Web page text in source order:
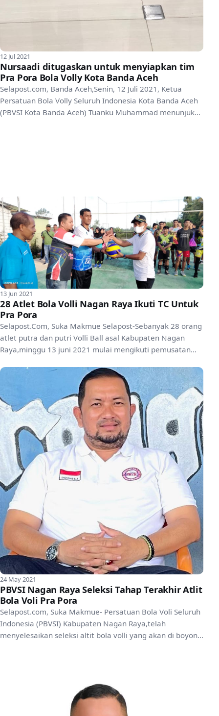
12 Jul 2021
Nursaadi ditugaskan untuk menyiapkan tim
Pra Pora Bola Volly Kota Banda Aceh
Selapost.com, Banda Aceh,Senin, 12 Juli 2021, Ketua
Persatuan Bola Volly Seluruh Indonesia Kota Banda Aceh
(PBVSI Kota Banda Aceh) Tuanku Muhammad menunjuk
13 Jun 2021
28 Atlet Bola Volli Nagan Raya Ikuti TC Untuk
Pra Pora
Selapost.Com, Suka Makmue Selapost-Sebanyak 28 orang
atlet putra dan putri Volli Ball asal Kabupaten Nagan
Raya,minggu 13 juni 2021 mulai mengikuti pemusatan
24 May 2021
PBVSI Nagan Raya Seleksi Tahap Terakhir Atlit
Bola Voli Pra Pora
Selapost.com, Suka Makmue- Persatuan Bola Voli Seluruh
Indonesia (PBVSI) Kabupaten Nagan Raya,telah
menyelesaikan seleksi altit bola volli yang akan di boyong